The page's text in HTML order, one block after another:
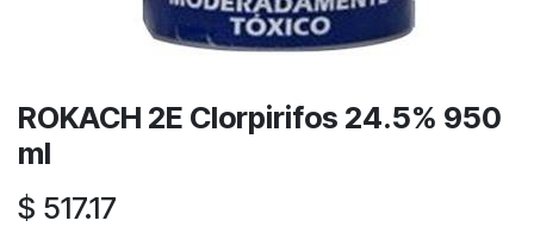
ROKACH 2E Clorpirifos 24.5% 950
ml
$ 517.17